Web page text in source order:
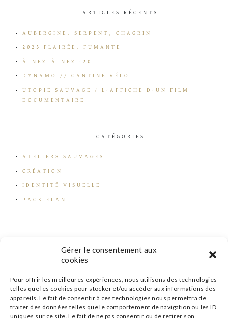
Gérer le consentement aux
cookies
Pour offrir les meilleures expériences, nous utilisons des technologies
telles que les cookies pour stocker et/ou accéder aux informations des
appareils. Le fait de consentir à ces technologies nous permettra de
traiter des données telles que le comportement de navigation ou les ID
uniques sur ce site. Le fait de ne pas consentir ou de retirer son
ARTICLES RÉCENTS
AUBERGINE, SERPENT, CHAGRIN
2023 FLAIRÉE, FUMANTE
À-NEZ-À-NEZ ’20
DYNAMO // CANTINE VÉLO
UTOPIE SAUVAGE / L’AFFICHE D’UN FILM
DOCUMENTAIRE
CATÉGORIES
ATELIERS SAUVAGES
CRÉATION
IDENTITÉ VISUELLE
PACK ELAN